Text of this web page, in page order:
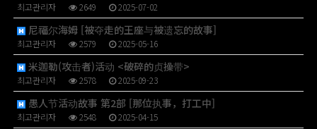
최고관리자 2649 2025-07-02
尼福尔海姆 [被夺走的王座与被遗忘的故事]
최고관리자 2579 2025-05-16
米迦勒(攻击者)活动 <破碎的贞操带>
최고관리자 2578 2025-09-23
愚人节活动故事 第2部 [那位执事，打工中]
최고관리자 2548 2025-04-15